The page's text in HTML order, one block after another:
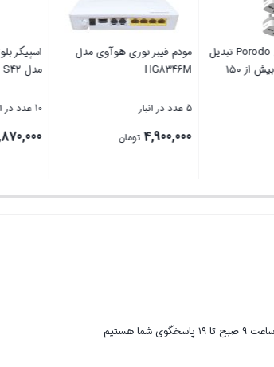
مبدل برق جهانی Porodo تبدیل
دوشاخه مناسب بیش از ۱۵۰
تومان
بستن
مودم فیبر نوری
تومان
بستن
شما هستیم